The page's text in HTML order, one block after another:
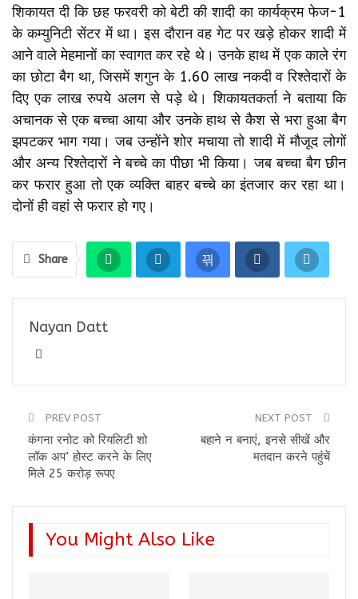
शिकायत दी कि छह फरवरी को बेटी की शादी का कार्यक्रम फेज-1
के कम्युनिटी सेंटर में था। इस दौरान वह गेट पर खड़े होकर शादी में
आने वाले मेहमानों का स्वागत कर रहे थे। उनके हाथ में एक काले रंग
का छोटा बैग था, जिसमें शगुन के 1.60 लाख नकदी व रिश्तेदारों के
दिए एक लाख रुपये अलग से पड़े थे। शिकायतकर्ता ने बताया कि
अचानक से एक बच्चा आया और उनके हाथ से कैश से भरा हुआ बैग
झपटकर भाग गया। जब उन्होंने शोर मचाया तो शादी में मौजूद लोगों
और अन्य रिश्तेदारों ने बच्चे का पीछा भी किया। जब बच्चा बैग छीन
कर फरार हुआ तो एक व्यक्ति बाहर बच्चे का इंतजार कर रहा था।
दोनों ही वहां से फरार हो गए।
Share
Nayan Datt
PREV POST
कंगना रनोट को रियलिटी शो
लॉक अप’ होस्ट करने के लिए
मिले 25 करोड़ रूपए
NEXT POST
बहाने न बनाएं, इनसे सीखें और
मतदान करने पहुंचें
You Might Also Like